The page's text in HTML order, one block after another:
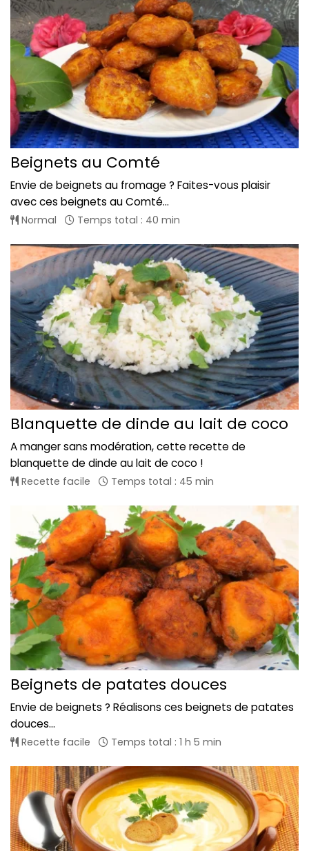
Beignets au Comté
Envie de beignets au fromage ? Faites-vous plaisir
avec ces beignets au Comté...
Normal Temps total : 40 min
Blanquette de dinde au lait de coco
A manger sans modération, cette recette de
blanquette de dinde au lait de coco !
Recette facile Temps total : 45 min
Beignets de patates douces
Envie de beignets ? Réalisons ces beignets de patates
douces...
Recette facile Temps total : 1 h 5 min